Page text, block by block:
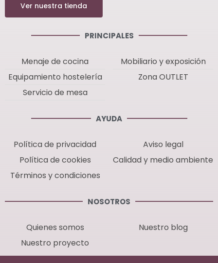
Ver nuestra tienda
PRINCIPALES
Menaje de cocina
Equipamiento hostelería
Servicio de mesa
Mobiliario y exposición
Zona OUTLET
AYUDA
Política de privacidad
Política de cookies
Términos y condiciones
Aviso legal
Calidad y medio ambiente
NOSOTROS
Quienes somos
Nuestro proyecto
Nuestro blog